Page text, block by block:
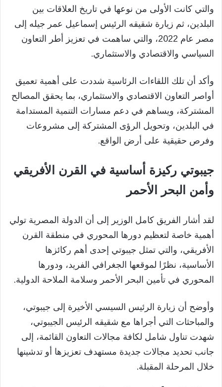
والتي كانت الأولى من نوعها في تاريخ العلاقات بين
البلدين، ثم زيارة شقيقه الرئيس إسماعيل عمر جيله إلى
مصر عام 2022، والتي ساهمت في تعزيز أطر التعاون
السياسي والاقتصادي والاستثماري.
وأكد أن تلك اللقاءات الرئاسية شددت على أهمية تعميق
أواصر التعاون الاقتصادي والاستثماري، بما يحقق المصالح
المشتركة، ويساهم في دعم مسارات التنمية المستدامة
في البلدين، وتحويل الرؤى المشتركة إلى مشروعات
وفرص حقيقية على أرض الواقع.
جيبوتي ركيزة أساسية في القرن الأفريقي
وأمن البحر الأحمر
لقد أشار الفريق كامل الوزير إلى أن الدولة المصرية تولي
أهمية خاصة لتعظيم دورها المحوري في منطقة القرن
الأفريقي، والتي تمثل جيبوتي إحدى أهم ركائزها
الأساسية، نظرًا لموقعها الجغرافي الفريد، ودورها
المحوري في تأمين البحر الأحمر وسلامة الملاحة الدولية.
وأوضح أن زيارة الرئيس السيسي الأخيرة إلى جيبوتي،
والمباحثات التي أجراها مع شقيقه الرئيس الجيبوتي،
شهدت تناول شامل لكافة مجالات التعاون القائمة، إلى
جانب تحديد مجالات جديدة مستهدف تعزيزها أو تدشينها
خلال المرحلة المقبلة.